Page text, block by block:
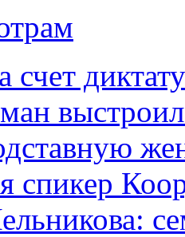
счет
выстроил
спикер